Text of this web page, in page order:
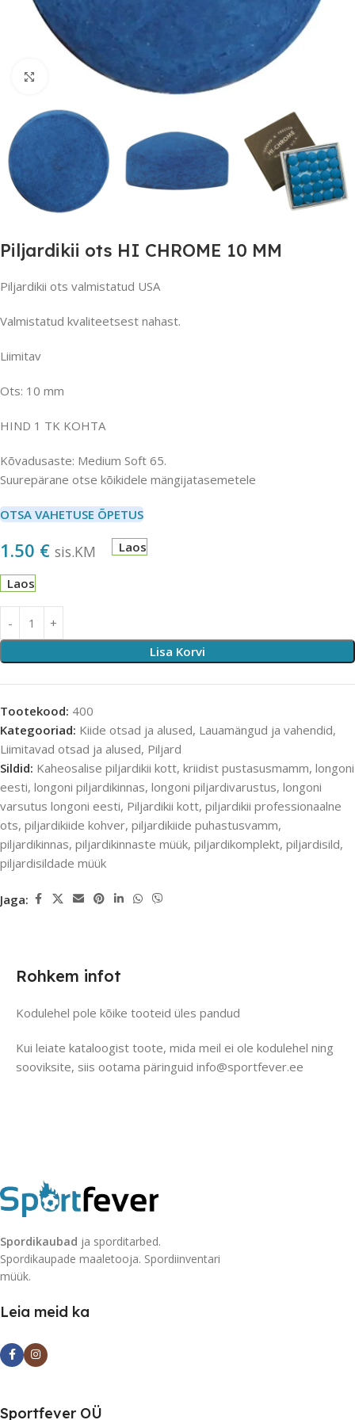
Suurendamiseks klõpsake
Piljardikii ots HI CHROME 10 MM
Piljardikii ots valmistatud USA
Valmistatud kvaliteetsest nahast.
Liimitav
Ots: 10 mm
HIND 1 TK KOHTA
Kõvadusaste: Medium Soft 65.
Suurepärane otse kõikidele mängijatasemetele
OTSA VAHETUSE ÕPETUS
1.50 € sis.KM Laos
Laos
Lisa Korvi
Tootekood: 400
Kategooriad: Kiide otsad ja alused, Lauamängud ja vahendid,
Liimitavad otsad ja alused, Piljard
Sildid: Kaheosalise piljardikii kott, kriidist pustasusmamm, longoni
eesti, longoni piljardikinnas, longoni piljardivarustus, longoni
varsutus longoni eesti, Piljardikii kott, piljardikii professionaalne
ots, piljardikiide kohver, piljardikiide puhastusvamm,
piljardikinnas, piljardikinnaste müük, piljardikomplekt, piljardisild,
piljardisildade müük
Jaga:
Rohkem infot
Kodulehel pole kõike tooteid üles pandud
Kui leiate kataloogist toote, mida meil ei ole kodulehel ning
sooviksite, siis ootama päringuid info@sportfever.ee
Spordikaubad ja sporditarbed.
Spordikaupade maaletooja. Spordiinventari
müük.
Leia meid ka
Sportfever OÜ